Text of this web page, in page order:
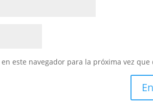
este navegador para la próxima vez que